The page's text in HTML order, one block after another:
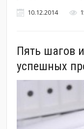
10.12.2014
Пять шагов
успешных